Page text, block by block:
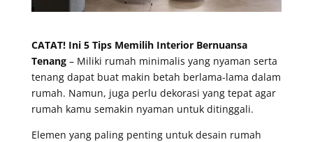
CATAT! Ini 5 Tips Memilih Interior Bernuansa
Tenang– Miliki rumah minimalis yang nyaman serta
tenang dapat buat makin betah berlama-lama dalam
rumah. Namun, juga perlu dekorasi yang tepat agar
rumah kamu semakin nyaman untuk ditinggali.
Elemen yang paling penting untuk desain rumah